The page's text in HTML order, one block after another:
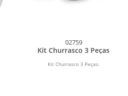
02759
Kit Churrasco 3 Peças
Kit Churrasco 3 Peças.